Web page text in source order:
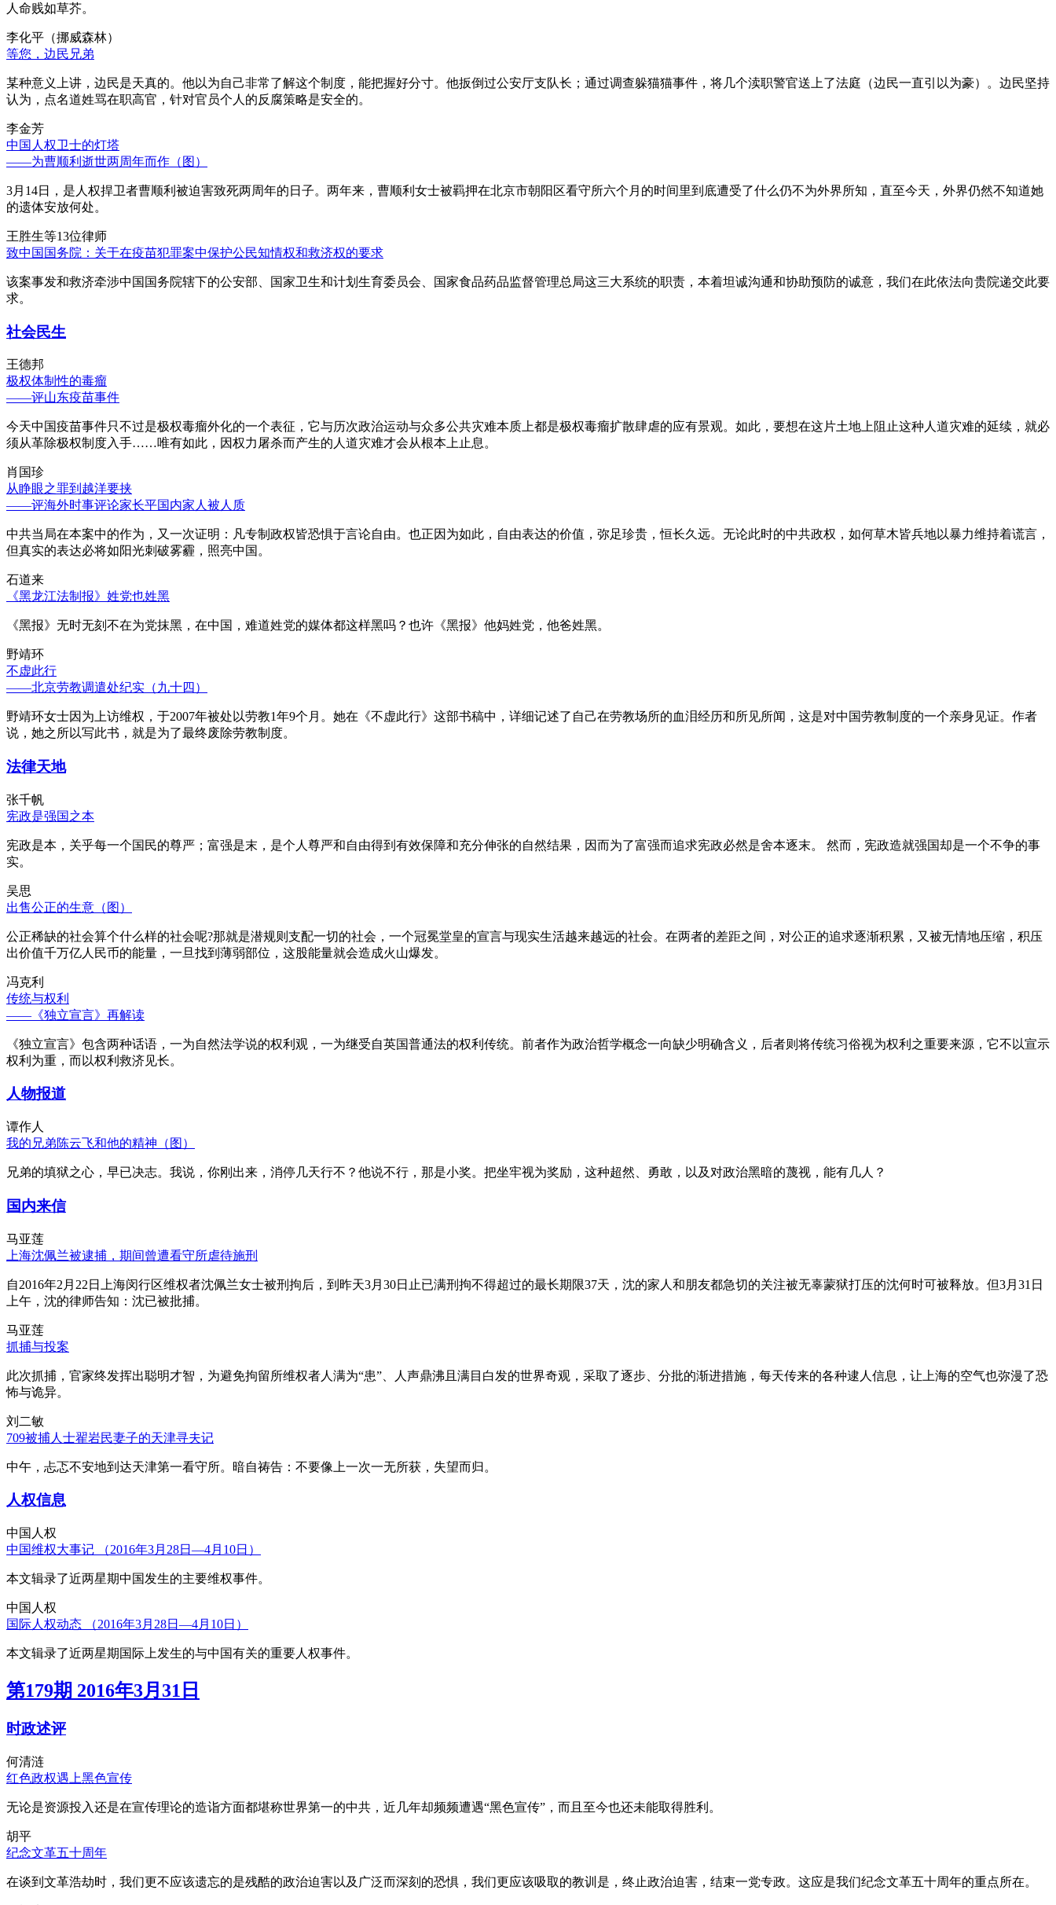
人命贱如草芥。
李化平（挪威森林）
等您，边民兄弟
某种意义上讲，边民是天真的。他以为自己非常了解这个制度，能把握好分寸。他扳倒过公安厅支队长；通过调查躲猫猫事件，将几个渎职警官送上了法庭（边民一直引以为豪）。边民坚持
认为，点名道姓骂在职高官，针对官员个人的反腐策略是安全的。
李金芳
中国人权卫士的灯塔
——为曹顺利逝世两周年而作（图）
3月14日，是人权捍卫者曹顺利被迫害致死两周年的日子。两年来，曹顺利女士被羁押在北京市朝阳区看守所六个月的时间里到底遭受了什么仍不为外界所知，直至今天，外界仍然不知道她
的遗体安放何处。
王胜生等13位律师
致中国国务院：关于在疫苗犯罪案中保护公民知情权和救济权的要求
该案事发和救济牵涉中国国务院辖下的公安部、国家卫生和计划生育委员会、国家食品药品监督管理总局这三大系统的职责，本着坦诚沟通和协助预防的诚意，我们在此依法向贵院递交此要
求。
社会民生
王德邦
极权体制性的毒瘤
——评山东疫苗事件
今天中国疫苗事件只不过是极权毒瘤外化的一个表征，它与历次政治运动与众多公共灾难本质上都是极权毒瘤扩散肆虐的应有景观。如此，要想在这片土地上阻止这种人道灾难的延续，就必
须从革除极权制度入手……唯有如此，因权力屠杀而产生的人道灾难才会从根本上止息。
肖国珍
从睁眼之罪到越洋要挟
——评海外时事评论家长平国内家人被人质
中共当局在本案中的作为，又一次证明：凡专制政权皆恐惧于言论自由。也正因为如此，自由表达的价值，弥足珍贵，恒长久远。无论此时的中共政权，如何草木皆兵地以暴力维持着谎言，
但真实的表达必将如阳光刺破雾霾，照亮中国。
石道来
《黑龙江法制报》姓党也姓黑
《黑报》无时无刻不在为党抹黑，在中国，难道姓党的媒体都这样黑吗？也许《黑报》他妈姓党，他爸姓黑。
野靖环
不虚此行
——北京劳教调遣处纪实（九十四）
野靖环女士因为上访维权，于2007年被处以劳教1年9个月。她在《不虚此行》这部书稿中，详细记述了自己在劳教场所的血泪经历和所见所闻，这是对中国劳教制度的一个亲身见证。作者
说，她之所以写此书，就是为了最终废除劳教制度。
法律天地
张千帆
宪政是强国之本
宪政是本，关乎每一个国民的尊严；富强是末，是个人尊严和自由得到有效保障和充分伸张的自然结果，因而为了富强而追求宪政必然是舍本逐末。 然而，宪政造就强国却是一个不争的事
实。
吴思
出售公正的生意（图）
公正稀缺的社会算个什么样的社会呢?那就是潜规则支配一切的社会，一个冠冕堂皇的宣言与现实生活越来越远的社会。在两者的差距之间，对公正的追求逐渐积累，又被无情地压缩，积压
出价值千万亿人民币的能量，一旦找到薄弱部位，这股能量就会造成火山爆发。
冯克利
传统与权利
——《独立宣言》再解读
《独立宣言》包含两种话语，一为自然法学说的权利观，一为继受自英国普通法的权利传统。前者作为政治哲学概念一向缺少明确含义，后者则将传统习俗视为权利之重要来源，它不以宣示
权利为重，而以权利救济见长。
人物报道
谭作人
我的兄弟陈云飞和他的精神（图）
兄弟的填狱之心，早已决志。我说，你刚出来，消停几天行不？他说不行，那是小奖。把坐牢视为奖励，这种超然、勇敢，以及对政治黑暗的蔑视，能有几人？
国内来信
马亚莲
上海沈佩兰被逮捕，期间曾遭看守所虐待施刑
自2016年2月22日上海闵行区维权者沈佩兰女士被刑拘后，到昨天3月30日止已满刑拘不得超过的最长期限37天，沈的家人和朋友都急切的关注被无辜蒙狱打压的沈何时可被释放。但3月31日
上午，沈的律师告知：沈已被批捕。
马亚莲
抓捕与投案
此次抓捕，官家终发挥出聪明才智，为避免拘留所维权者人满为“患”、人声鼎沸且满目白发的世界奇观，采取了逐步、分批的渐进措施，每天传来的各种逮人信息，让上海的空气也弥漫了恐
怖与诡异。
刘二敏
709被捕人士翟岩民妻子的天津寻夫记
中午，忐忑不安地到达天津第一看守所。暗自祷告：不要像上一次一无所获，失望而归。
人权信息
中国人权
中国维权大事记 （2016年3月28日—4月10日）
本文辑录了近两星期中国发生的主要维权事件。
中国人权
国际人权动态 （2016年3月28日—4月10日）
本文辑录了近两星期国际上发生的与中国有关的重要人权事件。
第179期 2016年3月31日
时政述评
何清涟
红色政权遇上黑色宣传
无论是资源投入还是在宣传理论的造诣方面都堪称世界第一的中共，近几年却频频遭遇“黑色宣传”，而且至今也还未能取得胜利。
胡平
纪念文革五十周年
在谈到文革浩劫时，我们更不应该遗忘的是残酷的政治迫害以及广泛而深刻的恐惧，我们更应该吸取的教训是，终止政治迫害，结束一党专政。这应是我们纪念文革五十周年的重点所在。